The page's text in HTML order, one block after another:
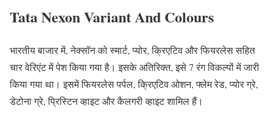
Tata Nexon Variant And Colours
भारतीय बाजार में, नेक्सॉन को स्मार्ट, प्योर, क्रिएटिव और फियरलेस सहित
चार वेरिएंट में पेश किया गया है। इसके अतिरिक्त, इसे 7 रंग विकल्पों में जारी
किया गया था। इसमें फियरलेस पर्पल, क्रिएटिव ओशन, फ्लेम रेड, प्योर ग्रे,
डेटोना ग्रे, प्रिस्टिन व्हाइट और कैलगरी व्हाइट शामिल हैं।